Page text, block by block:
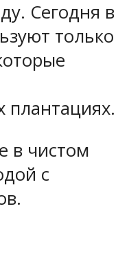
Сегодня в
только
плантациях.
в чистом
с